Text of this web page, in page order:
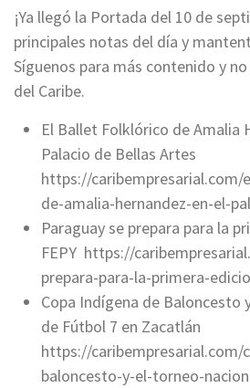
¡Ya llegó la Portada del 10 de
principales notas del día y
Síguenos para más contenido y
del Caribe.
El Ballet Folklórico de Amalia
Palacio de Bellas Artes
https://
de-amalia-hernandez-en-el-
Paraguay se prepara para la
FEPY https://
prepara-para-la-primera-
Copa Indígena de Baloncesto
de Fútbol 7 en Zacatlán
https://caribempresarial.com/
baloncesto-y-el-torneo-